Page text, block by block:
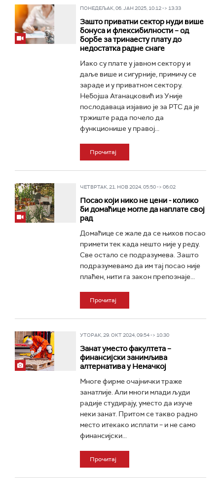
ПОНЕДЕЉАК, 06. ЈАН 2025, 10:12 -> 13:33
Зашто приватни сектор нуди више
бонуса и флексибилности – од
борбе за тринаесту плату до
недостатка радне снаге
Иако су плате у јавном сектору и
даље више и сигурније, примичу се
зараде и у приватном сектору.
Небојша Атанацковић из Уније
послодаваца изјавио је за РТС да је
тржиште рада почело да
функционише у правој...
Прочитај
ЧЕТВРТАК, 21. НОВ 2024, 05:50 -> 06:02
Посао који нико не цени - колико
би домаћице могле да наплате свој
рад
Домаћице се жале да се њихов посао
примети тек када нешто није у реду.
Све остало се подразумева. Зашто
подразумевамо да им тај посао није
плаћен, нити га закон препознаје...
Прочитај
УТОРАК, 29. ОКТ 2024, 09:54 -> 10:30
Занат уместо факултета –
финансијски занимљива
алтернатива у Немачкој
Многе фирме очајнички траже
занатлије. Али многи млади људи
радије студирају, уместо да изуче
неки занат. Притом се такво радно
место итекако исплати – и не само
финансијски...
Прочитај